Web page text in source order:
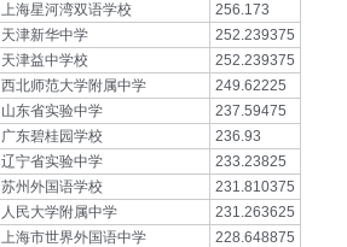
上海星河湾双语学校
256.173
天津新华中学
252.239375
天津益中学校
252.239375
西北师范大学附属中学
249.62225
山东省实验中学
237.59475
广东碧桂园学校
236.93
辽宁省实验中学
233.23825
苏州外国语学校
231.810375
人民大学附属中学
231.263625
上海市世界外国语中学 228.648875